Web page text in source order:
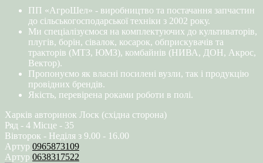
ПП «АгроШел» - виробництво та постачання запчастин
до сільськогосподарської техніки з 2002 року.
Ми спеціалізуємося на комплектуючих до культиваторів,
плугів, борін, сівалок, косарок, обприскувачів та
тракторів (МТЗ, ЮМЗ), комбайнів (НИВА, ДОН, Акрос,
Вектор).
Пропонуємо як власні посилені вузли, так і продукцію
провідних брендів.
Якість, перевірена роками роботи в полі.
Харків авторинок Лоск (східна сторона)
Ряд - 4 Місце - 35
Вівторок - Неділя з 9.00 - 16.00
Артур 0965873109
Артур 0638317522